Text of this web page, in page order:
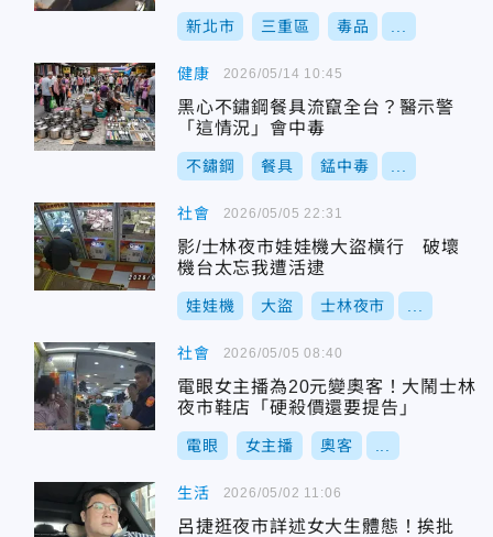
新北市 三重區 毒品
健康
黑心不鏽鋼餐具流竄全台？醫示警
「這情況」會中毒
不鏽鋼 餐具 錳中毒
2026/05/14 10:45
社會
影/士林夜市娃娃機大盜橫行 破壞
機台太忘我遭活逮
娃娃機 大盜 士林夜市
2026/05/05 22:31
社會
電眼女主播為20元變奧客！大鬧士林
夜市鞋店「硬殺價還要提告」
電眼 女主播 奧客
2026/05/05 08:40
生活
呂捷逛夜市詳述女大生體態！挨批
2026/05/02 11:06